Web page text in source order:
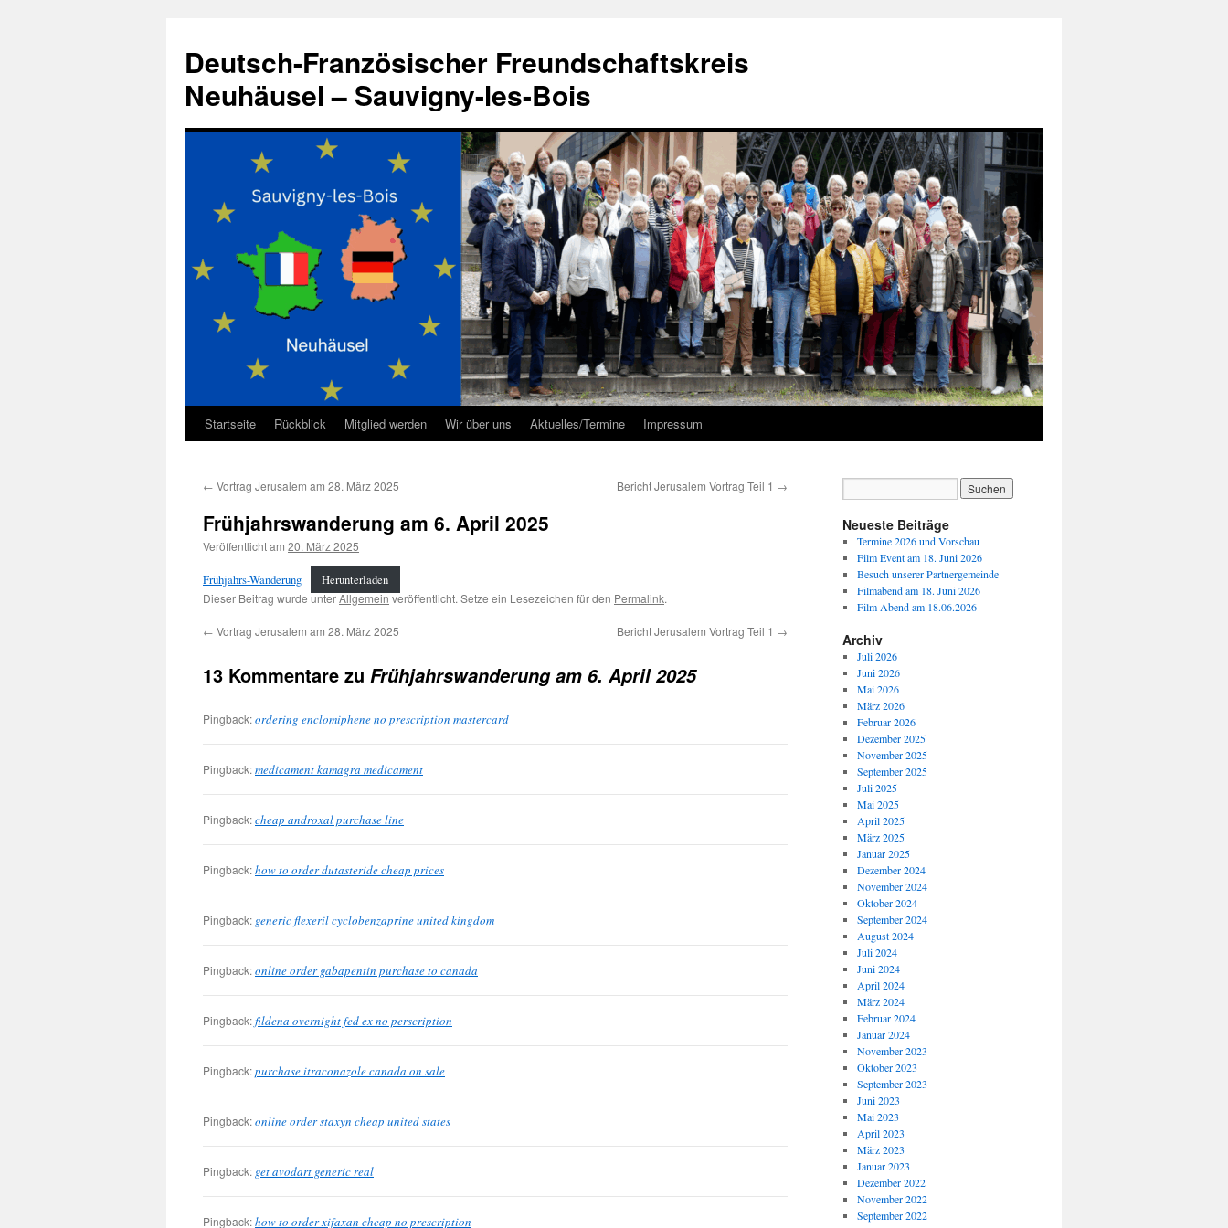
springen
Deutsch-Französischer Freundschaftskreis
Neuhäusel – Sauvigny-les-Bois
Startseite Rückblick Mitglied werden Wir über uns Aktuelles/Termine Impressum
← Vortrag Jerusalem am 28. März 2025 Bericht Jerusalem Vortrag Teil 1 →
Frühjahrswanderung am 6. April 2025
Veröffentlicht am 20. März 2025
Frühjahrs-Wanderung Herunterladen
Dieser Beitrag wurde unterAllgemeinveröffentlicht. Setze ein Lesezeichen für den Permalink.
← Vortrag Jerusalem am 28. März 2025 Bericht Jerusalem Vortrag Teil 1 →
13 Kommentare zu Frühjahrswanderung am 6. April 2025
Pingback:ordering enclomiphene no prescription mastercard
Pingback:medicament kamagra medicament
Pingback:cheap androxal purchase line
Pingback:how to order dutasteride cheap prices
Pingback: generic flexeril cyclobenzaprine united kingdom
Pingback:online order gabapentin purchase to canada
Pingback:fildena overnight fed ex no perscription
Pingback:purchase itraconazole canada on sale
Pingback:online order staxyn cheap united states
Pingback: get avodart generic real
Pingback:how to order xifaxan cheap no prescription
Neueste Beiträge
Termine 2026 und Vorschau
Film Event am 18. Juni 2026
Besuch unserer Partnergemeinde
Filmabend am 18. Juni 2026
Film Abend am 18.06.2026
Archiv
Juli 2026
Juni 2026
Mai 2026
März 2026
Februar 2026
Dezember 2025
November 2025
September 2025
Juli 2025
Mai 2025
April 2025
März 2025
Januar 2025
Dezember 2024
November 2024
Oktober 2024
September 2024
August 2024
Juli 2024
Juni 2024
April 2024
März 2024
Februar 2024
Januar 2024
November 2023
Oktober 2023
September 2023
Juni 2023
Mai 2023
April 2023
März 2023
Januar 2023
Dezember 2022
November 2022
September 2022